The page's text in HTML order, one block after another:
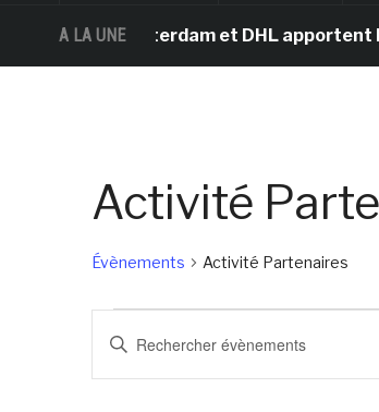
A LA UNE
d’Amsterdam et DHL apportent l’art
Activité
Évènements Activité Partenaires
Évènements
Recherche
et
Saisir